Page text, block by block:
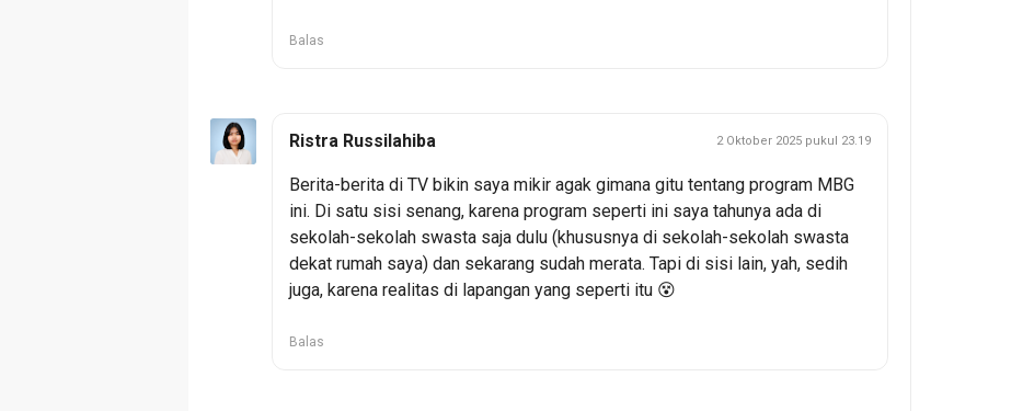
Balas
Ristra Russilahiba 2 Oktober 2025 pukul 23.19
Berita-berita di TV bikin saya mikir agak gimana gitu tentang program MBG
ini. Di satu sisi senang, karena program seperti ini saya tahunya ada di
sekolah-sekolah swasta saja dulu (khususnya di sekolah-sekolah swasta
dekat rumah saya) dan sekarang sudah merata. Tapi di sisi lain, yah, sedih
juga, karena realitas di lapangan yang seperti itu 😵
Balas